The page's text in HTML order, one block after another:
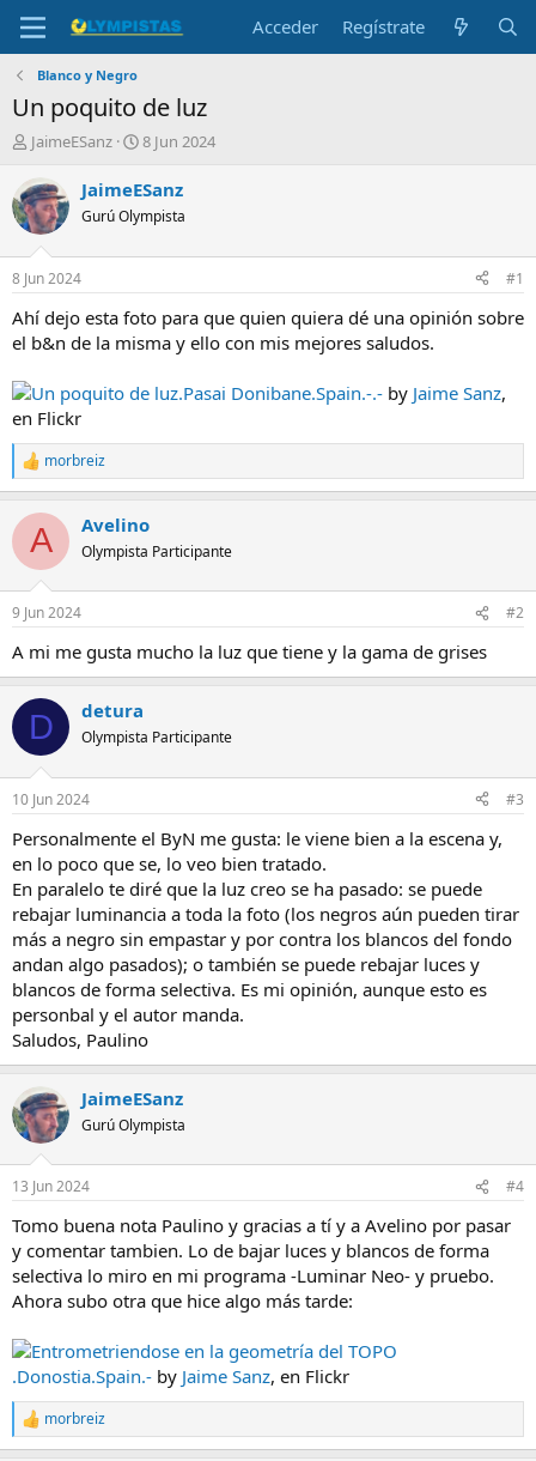
Acceder Regístrate
Blanco y Negro
Un poquito de luz
I
i
c
i
a
o
r
d
e
t
e
m
a
JaimeESanz
F
c
a
i
n
c
o
8 Jun 2024
JaimeESanz
Gurú Olympista
8 Jun 2024 #1
Ahí dejo esta foto para que quien quiera dé una opinión sobre
el b&n de la misma y ello con mis mejores saludos.
Un poquito de luz.Pasai Donibane.Spain.-.- by Jaime Sanz,
en Flickr
R
e
c
i
e
:
morbreiz
A Avelino
Olympista Participante
9 Jun 2024 #2
A mi me gusta mucho la luz que tiene y la gama de grises
D detura
Olympista Participante
10 Jun 2024 #3
Personalmente el ByN me gusta: le viene bien a la escena y,
en lo poco que se, lo veo bien tratado.
En paralelo te diré que la luz creo se ha pasado: se puede
rebajar luminancia a toda la foto (los negros aún pueden tirar
más a negro sin empastar y por contra los blancos del fondo
andan algo pasados); o también se puede rebajar luces y
blancos de forma selectiva. Es mi opinión, aunque esto es
personbal y el autor manda.
Saludos, Paulino
JaimeESanz
Gurú Olympista
13 Jun 2024 #4
Tomo buena nota Paulino y gracias a tí y a Avelino por pasar
y comentar tambien. Lo de bajar luces y blancos de forma
selectiva lo miro en mi programa -Luminar Neo- y pruebo.
Ahora subo otra que hice algo más tarde:
Entrometriendose en la geometría del TOPO
.Donostia.Spain.- by Jaime Sanz, en Flickr
R
e
morbreiz